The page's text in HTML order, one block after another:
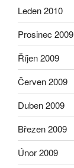
Leden 2010
Prosinec 2009
Říjen 2009
Červen 2009
Duben 2009
Březen 2009
Únor 2009